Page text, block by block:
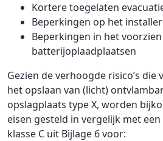
Kortere toegelaten
Beperkingen op het
Beperkingen in het
batterijoplaadplaatsen
Gezien de verhoogde risico’s
het opslaan van (licht)
opslagplaats type X, worden
eisen gesteld in vergelijk met
klasse C uit Bijlage 6 voor: